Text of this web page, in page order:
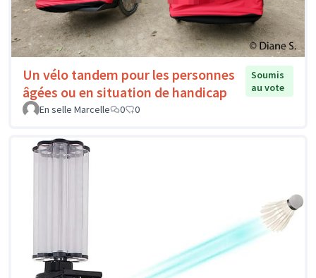
Un vélo tandem pour les personnes
âgées ou en situation de handicap
Soumis
au vote
En selle Marcelle
0 0